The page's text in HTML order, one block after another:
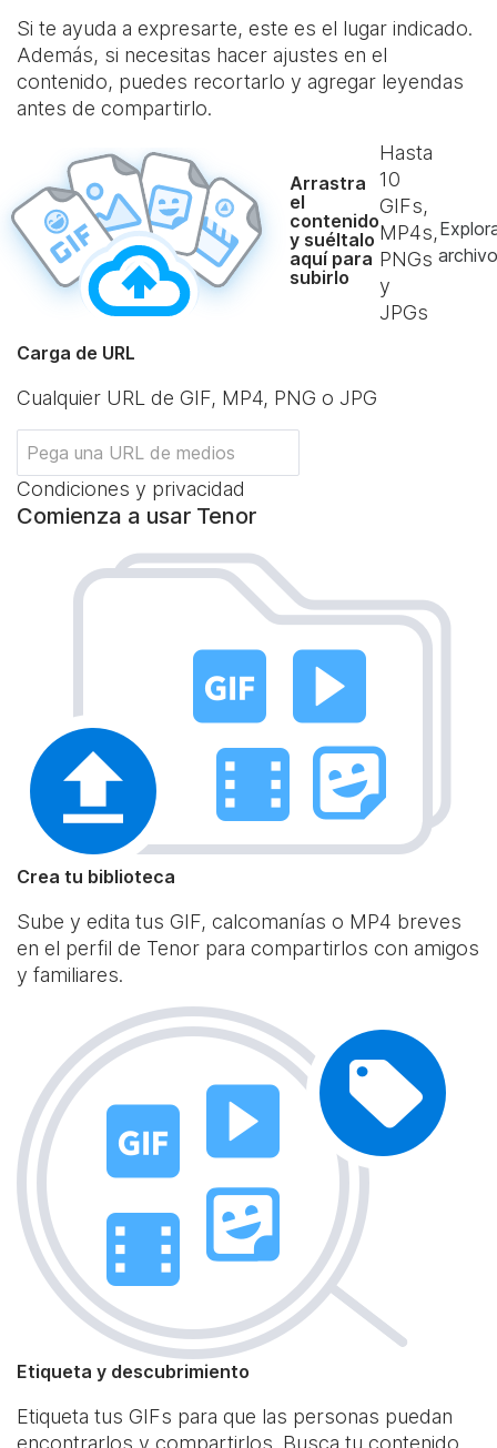
Si te ayuda a expresarte, este es el lugar indicado.
Además, si necesitas hacer ajustes en el
contenido, puedes recortarlo y agregar leyendas
antes de compartirlo.
Arrastra
el
contenido
y suéltalo
aquí para
subirlo
Hasta
10
GIFs,
MP4s,
PNGs
y
JPGs
Carga de URL
Cualquier URL de GIF, MP4, PNG o JPG
Condiciones y privacidad
Comienza a usar Tenor
Crea tu biblioteca
Sube y edita tus GIF, calcomanías o MP4 breves
en el perfil de Tenor para compartirlos con amigos
y familiares.
Etiqueta y descubrimiento
Etiqueta tus GIFs para que las personas puedan
encontrarlos y compartirlos. Busca tu contenido